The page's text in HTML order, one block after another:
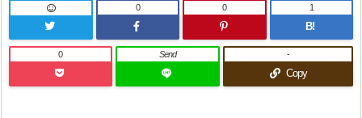
0 0
B!
1
0 Send
Copy
-